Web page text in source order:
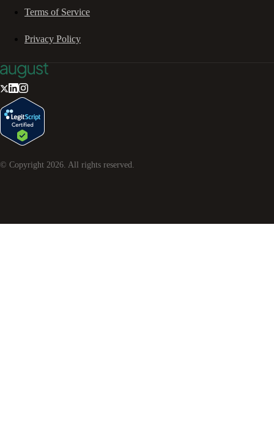
Terms of Service
Privacy Policy
© Copyright 2026 . All rights reserved.